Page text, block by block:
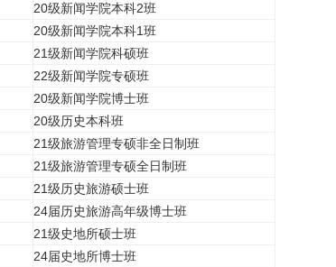
20级新闻学院本科2班
20级新闻学院本科1班
21级新闻学院科硕班
22级新闻学院专硕班
20级新闻学院博士班
20级历史本科班
21级旅游管理专硕非全日制班
21级旅游管理专硕全日制班
21级历史旅游硕士班
24届历史旅游高年级博士班
21级史地所硕士班
24届史地所博士班